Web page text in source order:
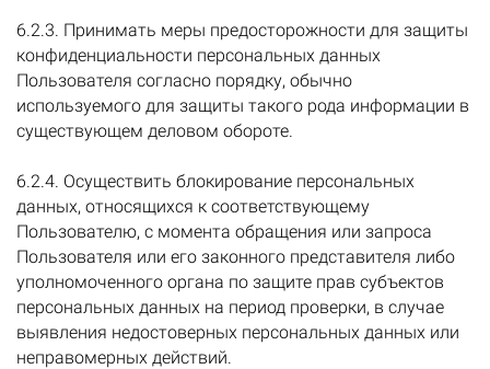
6.2.3. Принимать меры предосторожности для защиты
конфиденциальности персональных данных
Пользователя согласно порядку, обычно
используемого для защиты такого рода информации в
существующем деловом обороте.
6.2.4. Осуществить блокирование персональных
данных, относящихся к соответствующему
Пользователю, с момента обращения или запроса
Пользователя или его законного представителя либо
уполномоченного органа по защите прав субъектов
персональных данных на период проверки, в случае
выявления недостоверных персональных данных или
неправомерных действий.